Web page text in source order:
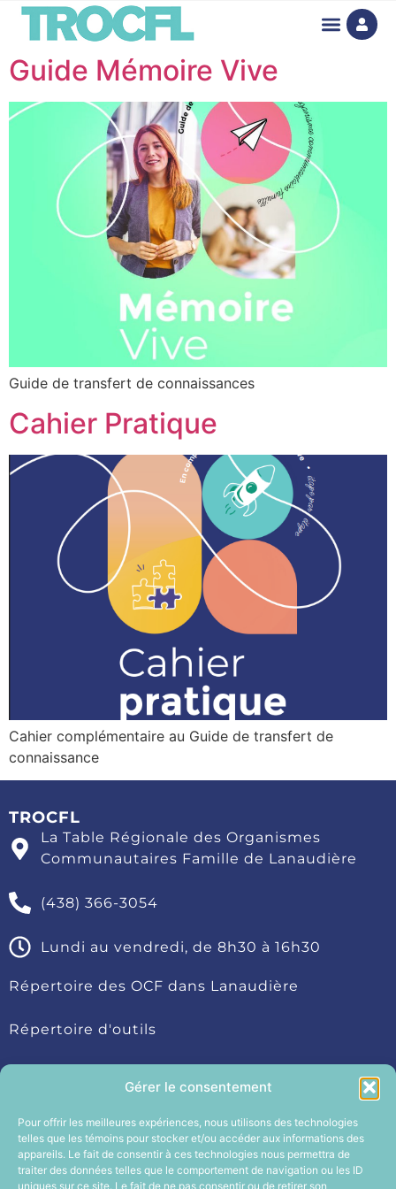
Gérer le consentement
Pour offrir les meilleures expériences, nous utilisons des technologies
telles que les témoins pour stocker et/ou accéder aux informations des
appareils. Le fait de consentir à ces technologies nous permettra de
traiter des données telles que le comportement de navigation ou les ID
uniques sur ce site. Le fait de ne pas consentir ou de retirer son
Guide Mémoire Vive
Guide de transfert de connaissances
Cahier Pratique
Cahier complémentaire au Guide de transfert de
connaissance
TROCFL
La Table Régionale des Organismes
Communautaires Famille de Lanaudière
(438) 366-3054
Lundi au vendredi, de 8h30 à 16h30
Répertoire des OCF dans Lanaudière
Répertoire d'outils
Services aux membres
Politique de témoins (CA)